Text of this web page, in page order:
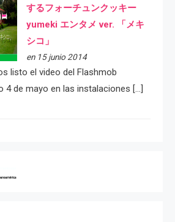
するフォーチュンクッキー
yumeki エンタメ ver. 「メキ
シコ」
en 15 junio 2014
listo el video del Flashmob
4 de mayo en las instalaciones […]